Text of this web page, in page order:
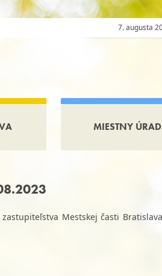
7. augusta
MIESTNY ÚRAD
Mestskej časti